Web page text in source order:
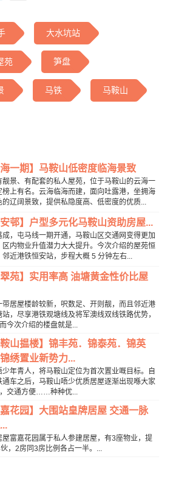
大水坑站
苑 笋盘
马铁 马鞍山
海一期】马鞍山低密度临海景致
靓景、有配套的私人屋苑，位于马鞍山的云海一
榜上有名。云海临海而建，面向吐露港，坐拥海
的辽阔景致，提供私隐度高、低密度的优质...
安邨】户型多元化马鞍山资助房屋...
成，屯马线一期开通，马鞍山区交通网变得更加
区内物业升值潜力大大提升。今次介绍的屋苑恒
邻近港铁恒安站，步程大概 5 分钟左右...
翠苑】实用率高 油塘黄金性价比屋
带居屋楼龄较新，呎数足、开则靓，而且邻近港
站，尽享港铁观塘线及将军澳线双线铁路优势，
今次介绍的楼盘就是...
鞍山揾楼】锦丰苑．锦泰苑．锦英
绣置业新势力...
少年青人，将马鞍山定位为首次置业嘅目标。自
通车之后，马鞍山唔少优质居屋逐渐出现喺大家
交通方便……种种优...
嘉花园】大围站皇牌居屋 交通一脉
屋富嘉花园属于私人参建居屋，有3座物业，提
，2房同3房比例各占一半。...